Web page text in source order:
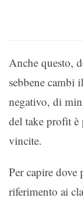
Anche questo,
sebbene cambi
negativo, di
del take profit
vincite.
Per capire
riferimento ai